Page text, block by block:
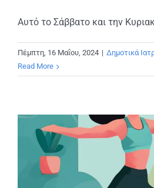
Αυτό το Σάββατο και την
Πέμπτη, 16 Μαΐου, 2024 | Δημοτικά
Read More